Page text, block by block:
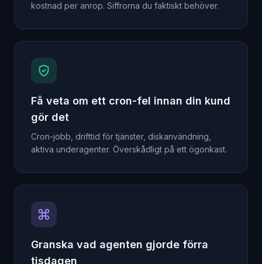
kostnad per anrop. Siffrorna du faktiskt behöver.
Få veta om ett cron-fel innan din kund
gör det
Cron-jobb, drifttid för tjänster, diskanvändning,
aktiva underagenter. Överskådligt på ett ögonkast.
Granska vad agenten gjorde förra
tisdagen